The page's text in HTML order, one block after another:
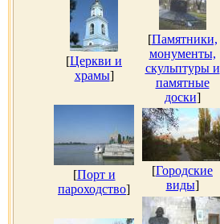
[Церкви и
храмы]
[Памятники,
монументы,
скульптуры и
памятные
доски]
[Порт и
пароходство]
[Городские
виды]